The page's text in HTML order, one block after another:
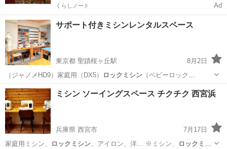
くらしノート Ad
サポート付きミシンレンタルスペース
東京都 聖蹟桜ヶ丘駅
8月2日
（ジャノメHD9）家庭用（DX5）
ロックミシン（ベビーロック
BL69WJ）、カバ…
東京 多摩市 聖蹟桜ヶ丘駅 その他
ミシン ソーイングスペース チクチク 西宮浜
兵庫県 西宮市
7月17日
家庭用ミシン、
ロックミシン 、アイロン、洋… ※ミシン、
ロックミシ